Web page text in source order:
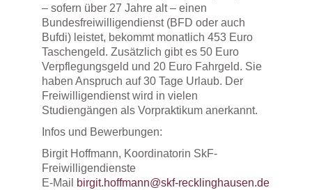
– sofern über 27 Jahre alt – einen
Bundesfreiwilligendienst (BFD oder auch
Bufdi) leistet, bekommt monatlich 453 Euro
Taschengeld. Zusätzlich gibt es 50 Euro
Verpflegungsgeld und 20 Euro Fahrgeld. Sie
haben Anspruch auf 30 Tage Urlaub. Der
Freiwilligendienst wird in vielen
Studiengängen als Vorpraktikum anerkannt.
Infos und Bewerbungen:
Birgit Hoffmann, Koordinatorin SkF-
Freiwilligendienste
E-Mail
birgit.hoffmann@skf-recklinghausen.de